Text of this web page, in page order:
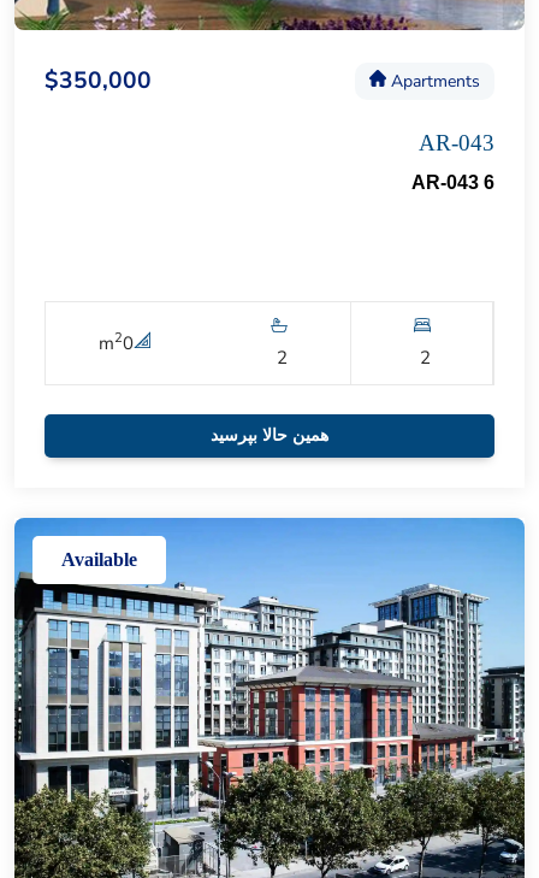
Apartments
$350,000
AR-043
AR-043 6
2
2
0
m2
همین حالا بپرسید
Available